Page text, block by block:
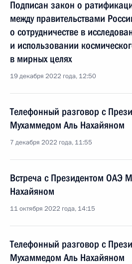
Подписан закон о
между правительствами
о сотрудничестве в
и использовании
в мирных целях
19 декабря 2022 года, 12:50
Телефонный разговор с
Мухаммедом Аль Нахайяном
7 декабря 2022 года, 11:55
Встреча с Президентом ОАЭ
Нахайяном
11 октября 2022 года, 14:15
Телефонный разговор с
Мухаммедом Аль Нахайяном